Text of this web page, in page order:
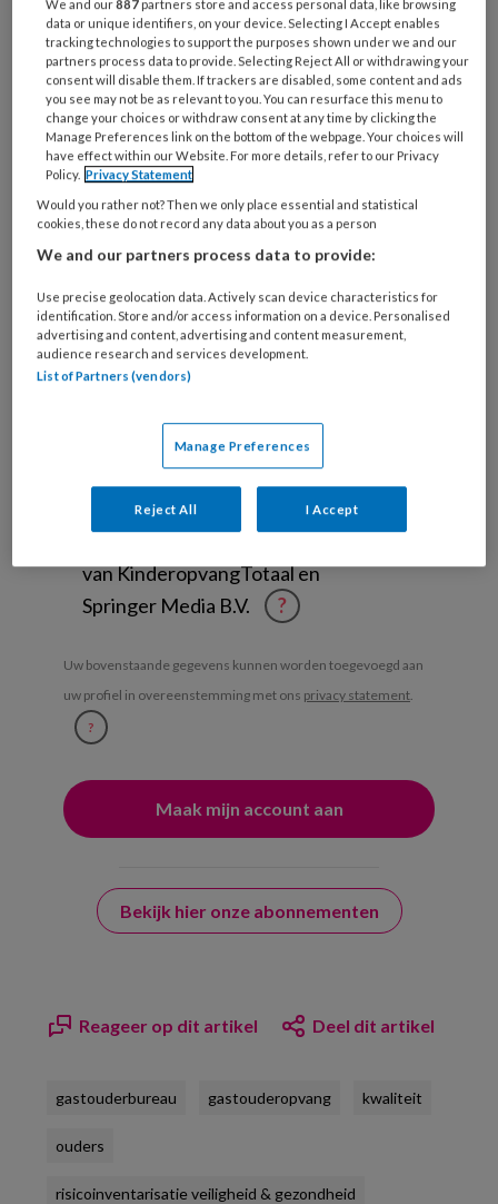
is
je
e-
mailadres?
* *
Kies
je
wachtwoord* *
Kies
je
functie *
organisatie
werk
je?
Untitled
Ontvang 2x per week de
KinderopvangTotaal nieuwsbrief
Ontvang iedere zondag het
Management Kinderopvang
Weekoverzicht
van KinderopvangTotaal en
Springer Media B.V.
?
Uw bovenstaande gegevens kunnen worden toegevoegd aan
uw profiel in overeenstemming met ons privacy statement.
?
Bekijk hier onze abonnementen
Reageer op dit artikel Deel dit artikel
gastouderbureau gastouderopvang kwaliteit
ouders
risicoinventarisatie veiligheid & gezondheid
We and our887 partners store and access personal data, like browsing
data or unique identifiers, on your device. Selecting I Accept enables
tracking technologies to support the purposes shown under we and our
partners process data to provide. Selecting Reject All or withdrawing your
consent will disable them. If trackers are disabled, some content and ads
you see may not be as relevant to you. You can resurface this menu to
change your choices or withdraw consent at any time by clicking the
Manage Preferences link on the bottom of the webpage. Your choices will
have effect within our Website. For more details, refer to our Privacy
Policy. Privacy Statement
Would you rather not? Then we only place essential and statistical
cookies, these do not record any data about you as a person
We and our partners process data to provide:
Use precise geolocation data. Actively scan device characteristics for
identification. Store and/or access information on a device. Personalised
advertising and content, advertising and content measurement,
audience research and services development.
List of Partners (vendors)
Manage Preferences
Reject All I Accept